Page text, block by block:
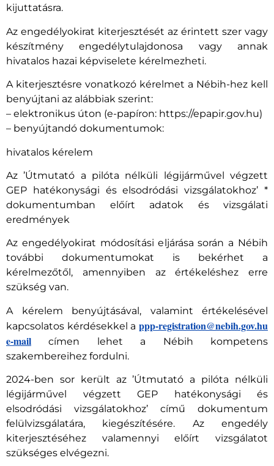
kijuttatásra.
Az engedélyokirat kiterjesztését az érintett szer vagy
készítmény engedélytulajdonosa vagy annak
hivatalos hazai képviselete kérelmezheti.
A kiterjesztésre vonatkozó kérelmet a Nébih-hez kell
benyújtani az alábbiak szerint:
– elektronikus úton (e-papíron: https://epapir.gov.hu)
– benyújtandó dokumentumok:
hivatalos kérelem
Az ’Útmutató a pilóta nélküli légijárművel végzett
GEP hatékonysági és elsodródási vizsgálatokhoz’ *
dokumentumban előírt adatok és vizsgálati
eredmények
Az engedélyokirat módosítási eljárása során a Nébih
további dokumentumokat is bekérhet a
kérelmezőtől, amennyiben az értékeléshez erre
szükség van.
A kérelem benyújtásával, valamint értékelésével
kapcsolatos kérdésekkel a ppp-registration@nebih.gov.hu
e-mail címen lehet a Nébih kompetens
szakembereihez fordulni.
2024-ben sor került az ’Útmutató a pilóta nélküli
légijárművel végzett GEP hatékonysági és
elsodródási vizsgálatokhoz’ című dokumentum
felülvizsgálatára, kiegészítésére. Az engedély
kiterjesztéséhez valamennyi előírt vizsgálatot
szükséges elvégezni.